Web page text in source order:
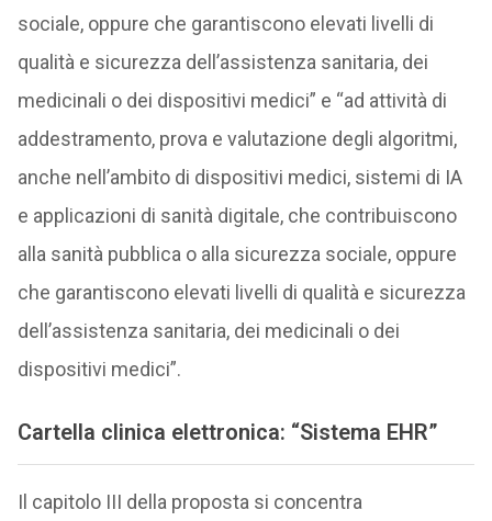
sociale, oppure che garantiscono elevati livelli di
qualità e sicurezza dell’assistenza sanitaria, dei
medicinali o dei dispositivi medici” e “ad attività di
addestramento, prova e valutazione degli algoritmi,
anche nell’ambito di dispositivi medici, sistemi di IA
e applicazioni di sanità digitale, che contribuiscono
alla sanità pubblica o alla sicurezza sociale, oppure
che garantiscono elevati livelli di qualità e sicurezza
dell’assistenza sanitaria, dei medicinali o dei
dispositivi medici”.
Cartella clinica elettronica: “Sistema EHR”
Il capitolo III della proposta si concentra